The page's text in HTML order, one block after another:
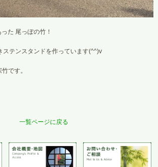
た 尾っぽの竹！
ステンスタンドを作っています(^^)v
です。
一覧ページに戻る